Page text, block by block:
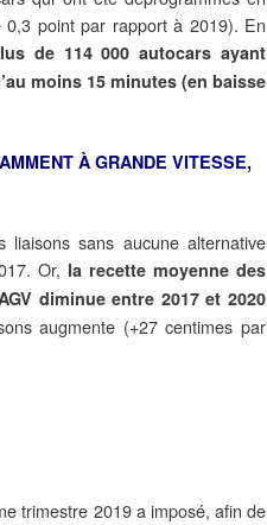
point par rapport à 2019). En
de 114 000 autocars ayant
moins 15 minutes (en baisse
À GRANDE VITESSE,
sans aucune alternative
Or, la recette moyenne des
diminue entre 2017 et 2020
augmente (+27 centimes par
trimestre 2019 a imposé, afin de